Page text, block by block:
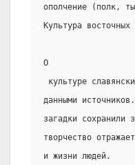
ополчение (полк,
Культура восточных
О
культуре
данными
загадки сохранили
творчество
и жизни людей.